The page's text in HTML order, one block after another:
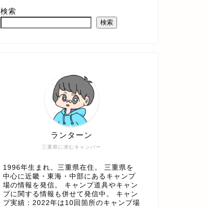
検索
検索
三重県に潜むキャンパー
ランターン
1996年生まれ。三重県在住。 三重県を
中心に近畿・東海・中部にあるキャンプ
場の情報を発信。 キャンプ道具やキャン
プに関する情報も併せて発信中。 キャン
プ実績：2022年は10回箇所のキャンプ場